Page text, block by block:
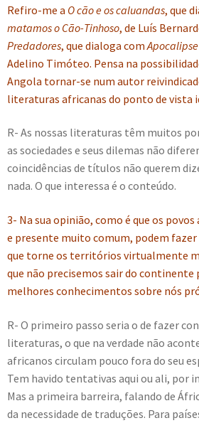
Refiro-me a O cão e os caluandas, que
matamos o Cão-Tinhoso, de Luís
Predadores, que dialoga com
Adelino Timóteo. Pensa na
Angola tornar-se num autor
literaturas africanas do ponto de vista
R- As nossas literaturas têm muitos
as sociedades e seus dilemas não
coincidências de títulos não querem
nada. O que interessa é o conteúdo.
3- Na sua opinião, como é que os
e presente muito comum, podem
que torne os territórios virtualmente
que não precisemos sair do
melhores conhecimentos sobre nós
R- O primeiro passo seria o de fazer
literaturas, o que na verdade não
africanos circulam pouco fora do seu
Tem havido tentativas aqui ou ali, por
Mas a primeira barreira, falando de
da necessidade de traduções. Para